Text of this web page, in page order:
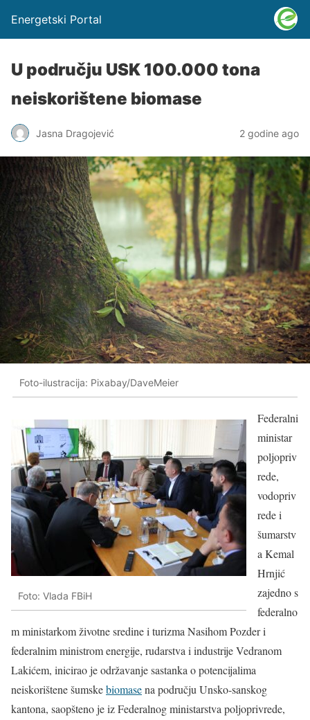
Energetski Portal
U području USK 100.000 tona
neiskorištene biomase
Jasna Dragojević 2 godine ago
Foto-ilustracija: Pixabay/DaveMeier
Foto: Vlada FBiH
Federalni
ministar
poljopriv
rede,
vodopriv
rede i
šumarstv
a Kemal
Hrnjić
zajedno s
federalno
m ministarkom životne sredine i turizma Nasihom Pozder i
federalnim ministrom energije, rudarstva i industrije Vedranom
Lakićem, inicirao je održavanje sastanka o potencijalima
neiskorištene šumskebiomasena području Unsko-sanskog
kantona, saopšteno je iz Federalnog ministarstva poljoprivrede,